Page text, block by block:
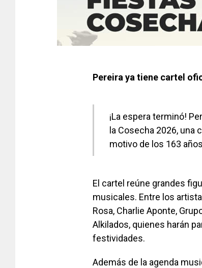
Pereira ya tiene cartel
¡La espera terminó!
la Cosecha 2026, una
motivo de los 163
El cartel reúne grandes
musicales. Entre los
Rosa, Charlie Aponte,
Alkilados, quienes harán
festividades.
Además de la agenda